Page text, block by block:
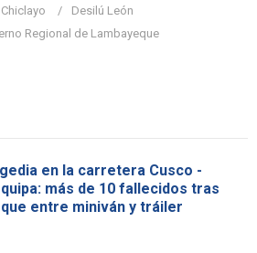
Chiclayo
Desilú León
Regional de Lambayeque
en la carretera Cusco -
más de 10 fallecidos tras
entre miniván y tráiler